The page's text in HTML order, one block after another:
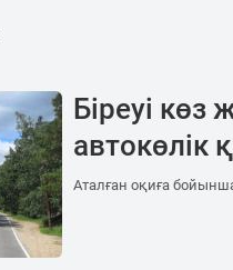
Біреуі
автокөлік
Аталған оқиға